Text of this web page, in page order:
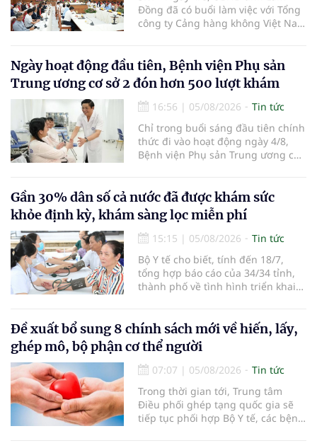
Đồng đã có buổi làm việc với Tổng
công ty Cảng hàng không Việt Nam
tác giữa tỉnh Lâm Đồng và ACV
trong việc phục hồi hoạt động
hàng không, thúc đẩy mở mới các
đường bay nội địa và quốc tế.
Ngày hoạt động đầu tiên, Bệnh viện Phụ sản
Trung ương cơ sở 2 đón hơn 500 lượt khám
16:56 | 05/08/2026
Tin tức
Chỉ trong buổi sáng đầu tiên chính
thức đi vào hoạt động ngày 4/8,
Bệnh viện Phụ sản Trung ương cơ
em bé đầu tiên chào đời.
Gần 30% dân số cả nước đã được khám sức
khỏe định kỳ, khám sàng lọc miễn phí
15:15 | 05/08/2026
Tin tức
Bộ Y tế cho biết, tính đến 18/7,
tổng hợp báo cáo của 34/34 tỉnh,
thành phố về tình hình triển khai
nhận 32.286.360 người, chiếm gần
30% dân số cả nước đã được khám
sức khỏe định kỳ năm nay.
Đề xuất bổ sung 8 chính sách mới về hiến, lấy,
ghép mô, bộ phận cơ thể người
07:07 | 05/08/2026
Tin tức
Trong thời gian tới, Trung tâm
Điều phối ghép tạng quốc gia sẽ
tiếp tục phối hợp Bộ Y tế, các bệnh